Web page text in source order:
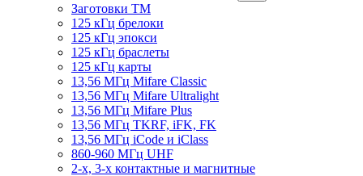
Заготовки ТМ
125 кГц брелоки
125 кГц эпокси
125 кГц браслеты
125 кГц карты
13,56 МГц Mifare Classic
13,56 МГц Mifare Ultralight
13,56 МГц Mifare Plus
13,56 МГц TKRF, iFK, FK
13,56 МГц iCode и iClass
860-960 МГц UHF
2-х, 3-х контактные и магнитные